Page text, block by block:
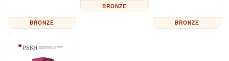
BRONZE
BRONZE
BRONZE